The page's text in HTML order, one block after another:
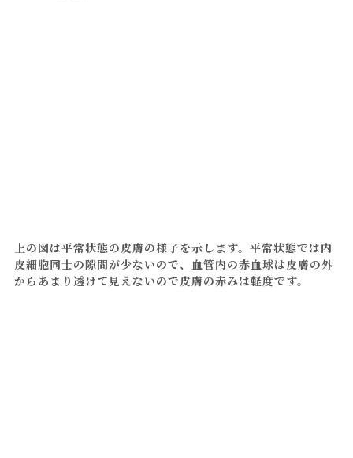
上の図は平常状態の皮膚の様子を示します。平常状態では内
皮細胞同士の隙間が少ないので、血管内の赤血球は皮膚の外
からあまり透けて見えないので皮膚の赤みは軽度です。